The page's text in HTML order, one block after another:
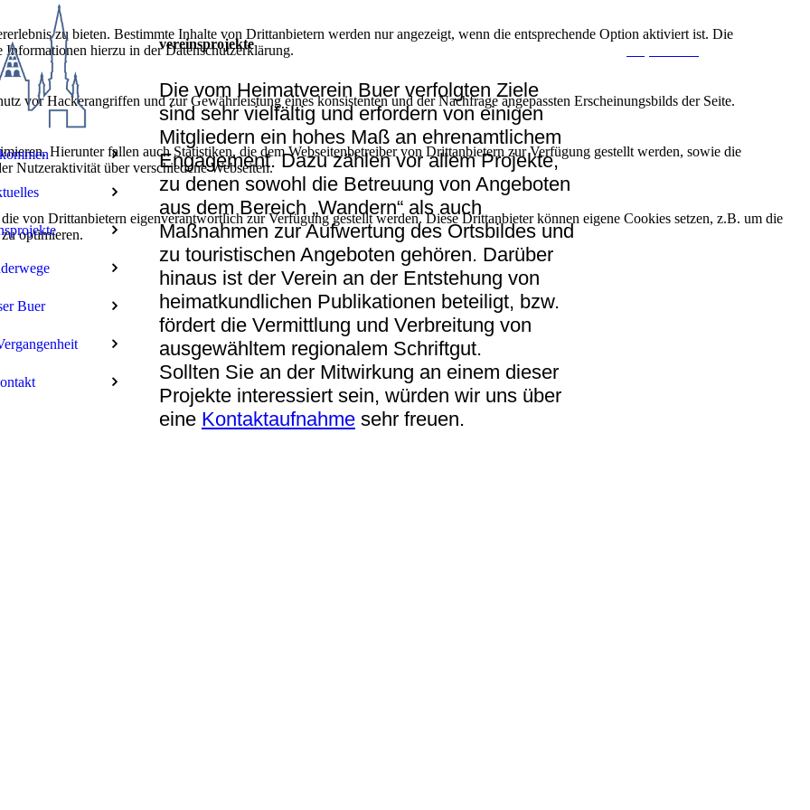
Buer
vereinsprojekte
Die vom Heimatverein Buer verfolgten Ziele
sind sehr vielfältig und erfordern von einigen
Mitgliedern ein hohes Maß an ehrenamtlichem
Engagement. Dazu zählen vor allem Projekte,
zu denen sowohl die Betreuung von Angeboten
aus dem Bereich „Wandern“ als auch
Maßnahmen zur Aufwertung des Ortsbildes und
zu touristischen Angeboten gehören. Darüber
hinaus ist der Verein an der Entstehung von
heimatkundlichen Publikationen beteiligt, bzw.
fördert die Vermittlung und Verbreitung von
ausgewähltem regionalem Schriftgut.
Sollten Sie an der Mitwirkung an einem dieser
Projekte interessiert sein, würden wir uns über
eine Kontaktaufnahmesehr freuen.
zu bieten. Bestimmte Inhalte von Drittanbietern werden nur angezeigt, wenn die entsprechende Option aktiviert ist. Die
hierzu in der Datenschutzerklärung.
vor Hackerangriffen und zur Gewährleistung eines konsistenten und der Nachfrage angepassten Erscheinungsbilds der Seite.
Hierunter fallen auch Statistiken, die dem Webseitenbetreiber von Drittanbietern zur Verfügung gestellt werden, sowie die
Nutzeraktivität über verschiedene Webseiten.
von Drittanbietern eigenverantwortlich zur Verfügung gestellt werden. Diese Drittanbieter können eigene Cookies setzen, z.B. um die
optimieren.